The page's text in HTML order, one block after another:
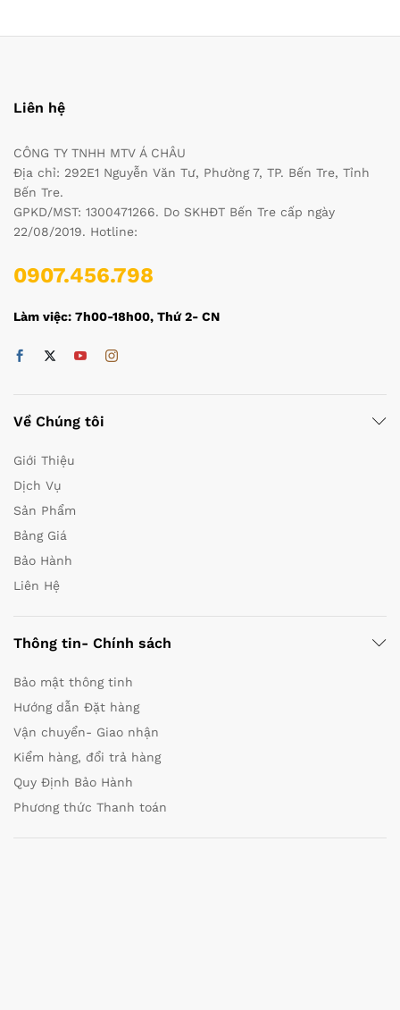
Liên hệ
CÔNG TY TNHH MTV Á CHÂU
Địa chỉ: 292E1 Nguyễn Văn Tư, Phường 7, TP. Bến Tre, Tỉnh
Bến Tre.
GPKD/MST: 1300471266. Do SKHĐT Bến Tre cấp ngày
22/08/2019. Hotline:
0907.456.798
Làm việc: 7h00-18h00, Thứ 2- CN
Về Chúng tôi
Giới Thiệu
Dịch Vụ
Sản Phẩm
Bảng Giá
Bảo Hành
Liên Hệ
Thông tin- Chính sách
Bảo mật thông tinh
Hướng dẫn Đặt hàng
Vận chuyển- Giao nhận
Kiểm hàng, đổi trả hàng
Quy Định Bảo Hành
Phương thức Thanh toán